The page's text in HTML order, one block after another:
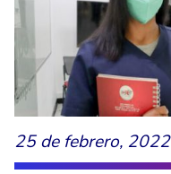
25 de febrero, 2022